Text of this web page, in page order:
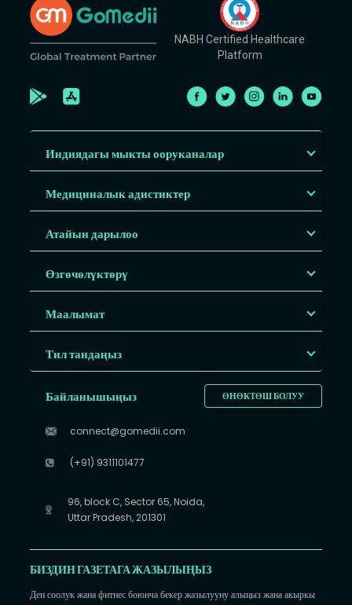
NABH Certified Healthcare
Platform
Индиядагы мыкты ооруканалар
Медициналык адистиктер
Атайын дарылоо
Өзгөчөлүктөрү
Маалымат
Тил тандаңыз
ӨНӨКТӨШ БОЛУУ
Байланышыңыз
connect@gomedii.com
(+91) 9311101477
96, block C, Sector 65, Noida,
Uttar Pradesh, 201301
БИЗДИН ГАЗЕТАГА ЖАЗЫЛЫҢЫЗ
Ден соолук жана фитнес боюнча бекер жазылууну алыңыз жана акыркы